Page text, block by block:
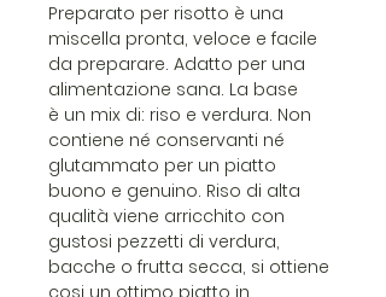
Preparato per risotto è una
miscella pronta, veloce e facile
da preparare. Adatto per una
alimentazione sana. La base
è un mix di: riso e verdura. Non
contiene né conservanti né
glutammato per un piatto
buono e genuino. Riso di alta
qualità viene arricchito con
gustosi pezzetti di verdura,
bacche o frutta secca, si ottiene
cosi un ottimo piatto in